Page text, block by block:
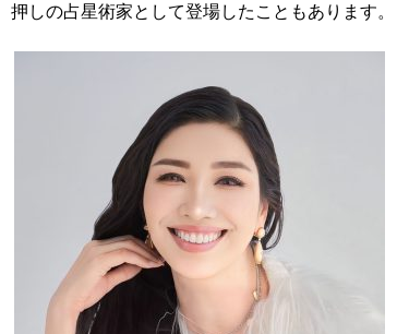
押しの占星術家として登場したこともあります。